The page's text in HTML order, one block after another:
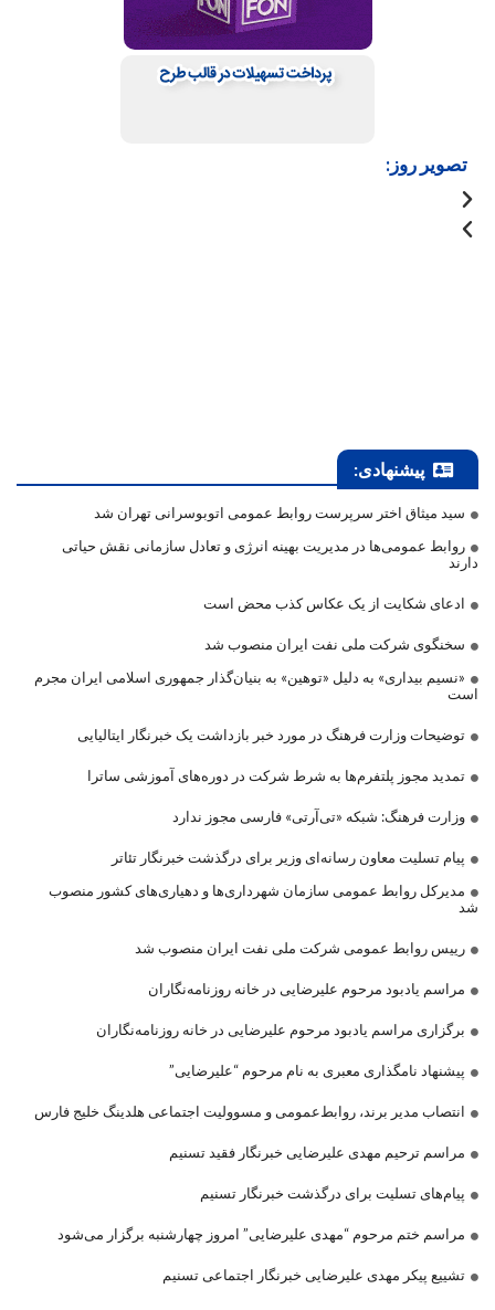
تصویر روز:
پیشنهادی:
سید میثاق اختر سرپرست روابط عمومی اتوبوسرانی تهران شد
روابط عمومی‌ها در مدیریت بهینه انرژی و تعادل سازمانی نقش حیاتی
دارند
ادعای شکایت از یک عکاس کذب محض است
سخنگوی شرکت ملی نفت ایران منصوب شد
«نسیم بیداری» به دلیل «توهین» به بنیان‌گذار جمهوری اسلامی ایران مجرم
است
توضیحات وزارت فرهنگ در مورد خبر بازداشت یک خبرنگار ایتالیایی
تمدید مجوز پلتفرم‌ها به شرط شرکت در دوره‌های آموزشی ساترا
وزارت فرهنگ: شبکه «تی‌آرتی» فارسی مجوز ندارد
پیام تسلیت معاون رسانه‌ای وزیر برای درگذشت خبرنگار تئاتر
مدیرکل روابط عمومی سازمان شهرداری‌ها و دهیاری‌های کشور منصوب
شد
رییس روابط عمومی شرکت ملی نفت ایران منصوب شد
مراسم یادبود مرحوم علیرضایی در خانه روزنامه‌نگاران
برگزاری مراسم یادبود مرحوم علیرضایی در خانه روزنامه‌نگاران
پیشنهاد نامگذاری معبری به نام مرحوم “علیرضایی”
انتصاب مدیر برند، روابط‌عمومی و مسوولیت اجتماعی هلدینگ خلیج فارس
مراسم ترحیم مهدی علیرضایی خبرنگار فقید تسنیم
پیام‌های تسلیت برای درگذشت خبرنگار تسنیم
مراسم ختم مرحوم “مهدی علیرضایی” امروز چهارشنبه برگزار می‌شود
تشییع پیکر مهدی علیرضایی خبرنگار اجتماعی تسنیم